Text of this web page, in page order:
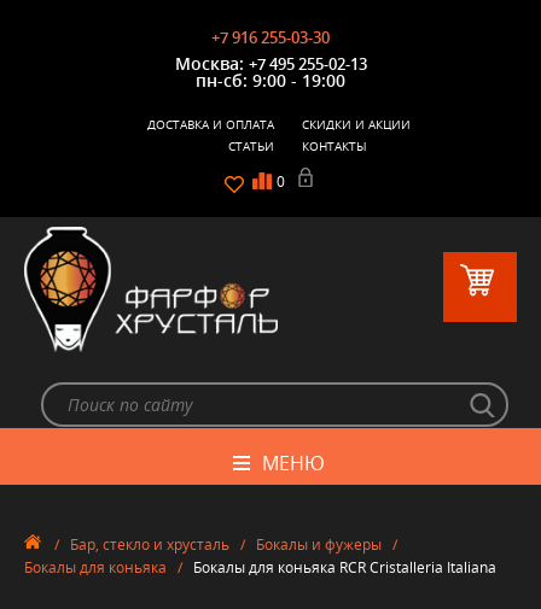
+7 916 255-03-30
Москва: +7 495 255-02-13
пн-сб: 9:00 - 19:00
0
ДОСТАВКА И ОПЛАТА
СКИДКИ И АКЦИИ
СТАТЬИ
КОНТАКТЫ
МЕНЮ
/ Бар, стекло и хрусталь / Бокалы и фужеры /
Бокалы для коньяка / Бокалы для коньяка RCR Cristalleria Italiana